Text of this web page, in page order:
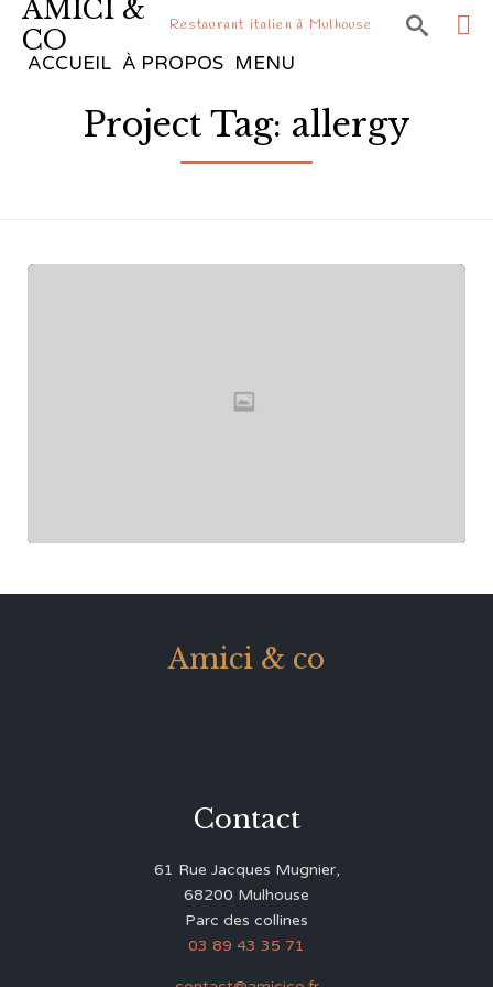
AMICI &
CO
Restaurant italien à Mulhouse 
ACCUEIL À PROPOS MENU
Project Tag: allergy
Amici & co
Contact
61 Rue Jacques Mugnier,
68200 Mulhouse
Parc des collines
03 89 43 35 71